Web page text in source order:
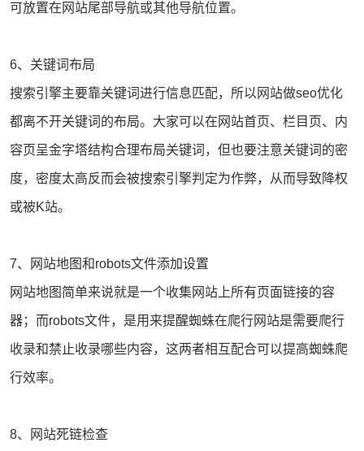
可放置在网站尾部导航或其他导航位置。
6、关键词布局
搜索引擎主要靠关键词进行信息匹配，所以网站做seo优化
都离不开关键词的布局。大家可以在 网站首页、栏目页、内
容页呈金字塔结构合理布局关键词，但也要注意关键词的密
度，密度太高反而会被搜索引擎判定为作弊，从而导致降权
或被K站。
7、网站地图和robots文件添加设置
网站地图简单来说就是一个收集网站上所有页面链接的容
器；而robots文件，是用来提醒蜘蛛在爬行网站是需要爬行
收录和禁止收录哪些内容，这两者相互配合可以提高蜘蛛爬
行效率。
8、网站死链检查